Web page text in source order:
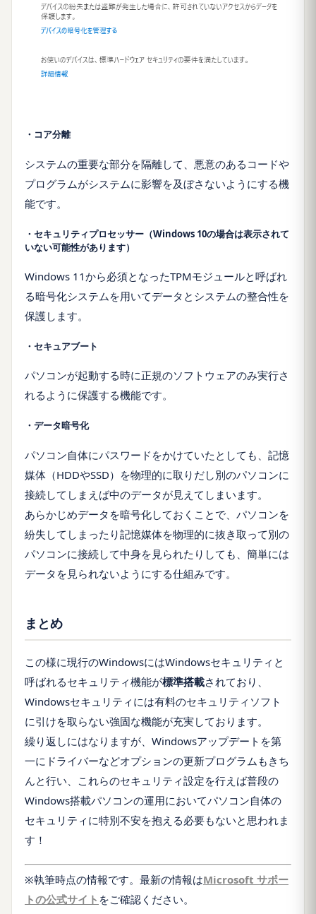
・コア分離
システムの重要な部分を隔離して、悪意のあるコードや
プログラムがシステムに影響を及ぼさないようにする機
能です。
・セキュリティプロセッサー（Windows 10の場合は表示されて
いない可能性があります）
Windows 11から必須となったTPMモジュールと呼ばれ
る暗号化システムを用いてデータとシステムの整合性を
保護します。
・セキュアブート
パソコンが起動する時に正規のソフトウェアのみ実行さ
れるように保護する機能です。
・データ暗号化
パソコン自体にパスワードをかけていたとしても、記憶
媒体（HDDやSSD）を物理的に取りだし別のパソコンに
接続してしまえば中のデータが見えてしまいます。
あらかじめデータを暗号化しておくことで、パソコンを
紛失してしまったり記憶媒体を物理的に抜き取って別の
パソコンに接続して中身を見られたりしても、簡単には
データを見られないようにする仕組みです。
まとめ
この様に現行のWindowsにはWindowsセキュリティと
呼ばれるセキュリティ機能が標準搭載されており、
Windowsセキュリティには有料のセキュリティソフト
に引けを取らない強固な機能が充実しております。
繰り返しにはなりますが、Windowsアップデートを第
一にドライバーなどオプションの更新プログラムもきち
んと行い、これらのセキュリティ設定を行えば普段の
Windows搭載パソコンの運用においてパソコン自体の
セキュリティに特別不安を抱える必要もないと思われま
す！
※執筆時点の情報です。最新の情報はMicrosoft サポー
トの公式サイト をご確認ください。